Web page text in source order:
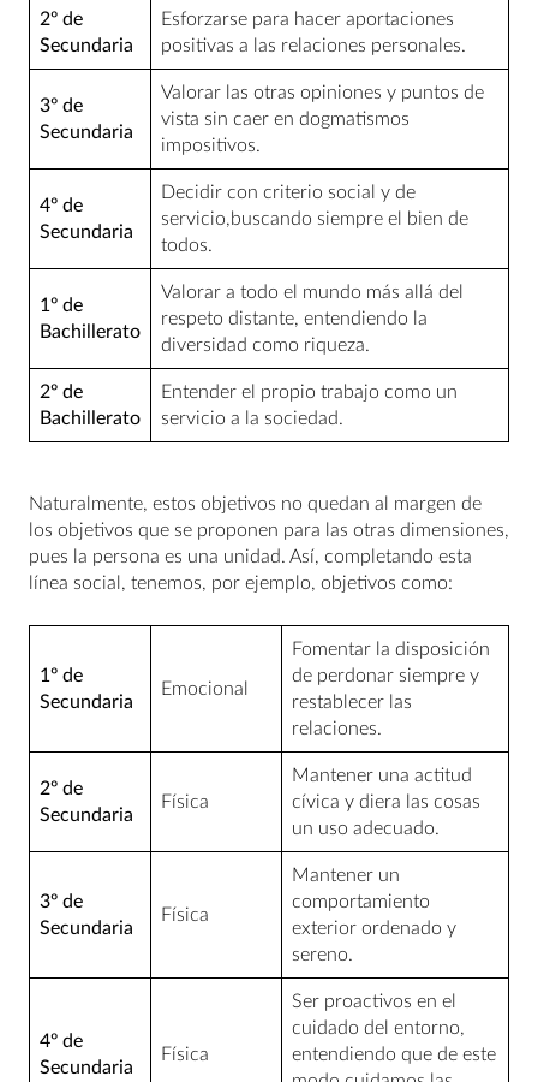
2º de
Secundaria
Esforzarse para hacer aportaciones
positivas a las relaciones personales.
3º de
Secundaria
Valorar las otras opiniones y puntos de
vista sin caer en dogmatismos
impositivos.
4º de
Secundaria
Decidir con criterio social y de
servicio,buscando siempre el bien de
todos.
1º de
Bachillerato
Valorar a todo el mundo más allá del
respeto distante, entendiendo la
diversidad como riqueza.
2º de
Bachillerato
Entender el propio trabajo como un
servicio a la sociedad.
Naturalmente, estos objetivos no quedan al margen de
los objetivos que se proponen para las otras dimensiones,
pues la persona es una unidad. Así, completando esta
línea social, tenemos, por ejemplo, objetivos como:
1º de
Secundaria
Emocional
Fomentar la disposición
de perdonar siempre y
restablecer las
relaciones.
2º de
Secundaria
Física
Mantener una actitud
cívica y diera las cosas
un uso adecuado.
3º de
Secundaria
Física
Mantener un
comportamiento
exterior ordenado y
sereno.
4º de
Secundaria
Física
Ser proactivos en el
cuidado del entorno,
entendiendo que de este